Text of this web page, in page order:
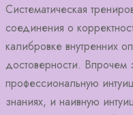
Систематическая
соединения о
калибровке внутренних
достоверности. Впрочем
профессиональную
знаниях, и наивную